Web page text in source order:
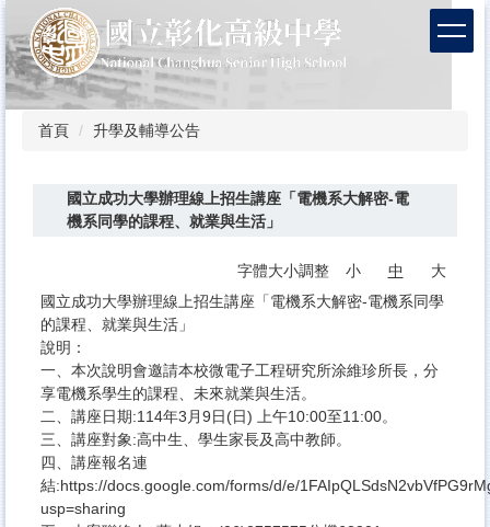
到
主
要
內
首頁 升學及輔導公告
國立成功大學辦理線上招生講座「電機系大解密-電
機系同學的課程、就業與生活」
字體大小調整 小 中
大
國立成功大學辦理線上招生講座「電機系大解密-電機系同學
的課程、就業與生活」
說明：
一、本次說明會邀請本校微電子工程研究所涂維珍所長，分
享電機系學生的課程、未來就業與生活。
二、講座日期:114年3月9日(日) 上午10:00至11:00。
三、講座對象:高中生、學生家長及高中教師。
四、講座報名連
結:https://docs.google.com/forms/d/e/
usp=sharing